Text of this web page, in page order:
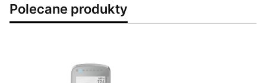
Polecane produkty